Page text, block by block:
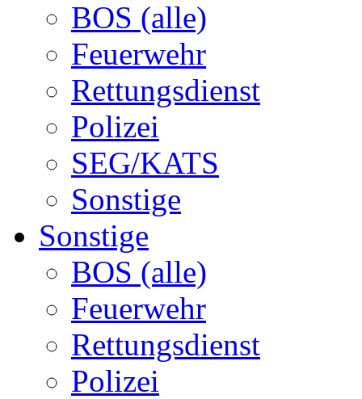
BOS (alle)
Feuerwehr
Rettungsdienst
Polizei
SEG/KATS
Sonstige
Sonstige
BOS (alle)
Feuerwehr
Rettungsdienst
Polizei